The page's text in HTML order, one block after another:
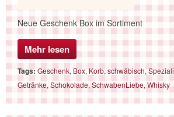
Neue Geschenk Box im Sortiment
Mehr lesen
Tags: Geschenk, Box,Korb, schwäbisch,
Getränke,Schokolade,SchwabenLiebe,Whisky